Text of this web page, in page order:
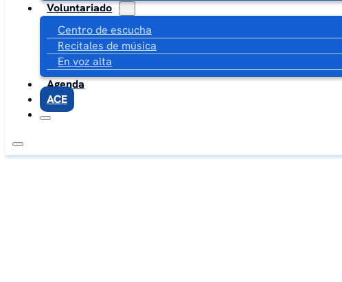
Voluntariado
Centro de escucha
Recitales de música
En voz alta
Agenda
ACE